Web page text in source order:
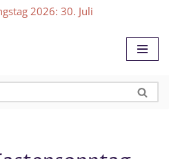
2026: 30. Juli